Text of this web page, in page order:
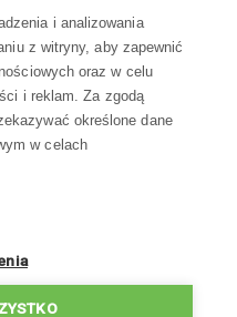
i analizowania
z witryny, aby zapewnić
oraz w celu
i reklam. Za zgodą
określone dane
w celach